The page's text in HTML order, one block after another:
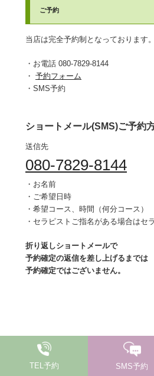
ご予約
当店は完全予約制となっております。
・お電話 080-7829-8144
・予約フォーム
・SMS予約
ショートメール(SMS)ご予約
送信先
080-7829-8144
・お名前
・ご希望日時
・希望コース、時間（何分コース）
・セラピストご指名がある場合はセ
折り返しショートメールで
予約確定の返信を差し上げるまでは
予約確定ではございません。
© 新横浜のメンズエステ Aroma Rafeel
TEL予約 SMS予約